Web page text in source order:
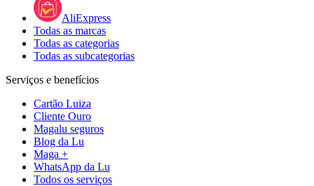
AliExpress
Todas as marcas
Todas as categorias
Todas as subcategorias
Serviços e benefícios
Cartão Luiza
Cliente Ouro
Magalu seguros
Blog da Lu
Maga +
WhatsApp da Lu
Todos os serviços